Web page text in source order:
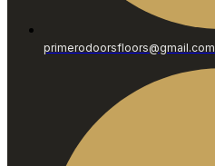
primerodoorsfloors@gmail.com